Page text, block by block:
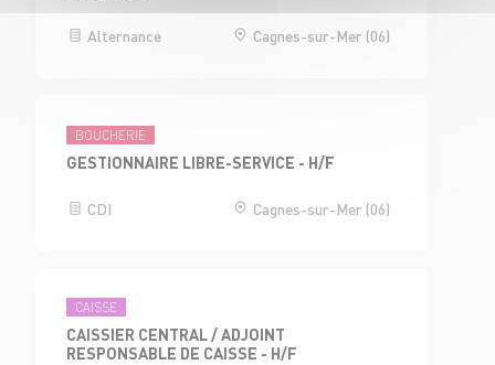
Alternance Cagnes-sur-Mer (06)
BOUCHERIE
GESTIONNAIRE LIBRE-SERVICE - H/F
CDI Cagnes-sur-Mer (06)
CAISSE
CAISSIER CENTRAL / ADJOINT
RESPONSABLE DE CAISSE - H/F